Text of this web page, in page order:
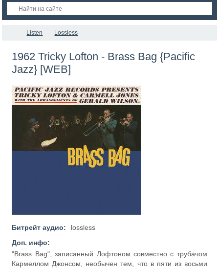
Listen Lossless
1962 Tricky Lofton - Brass Bag {Pacific
Jazz} [WEB]
Битрейт аудио:
lossless
Доп. инфо:
"Brass Bag", записанный Лофтоном совместно с трубачом
Кармеллом Джонсом, необычен тем, что в пяти из восьми